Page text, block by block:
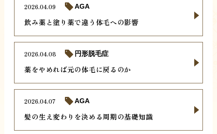
飲み薬と塗り薬で違う体毛への影響
2026.04.09 AGA
薬をやめれば元の体毛に戻るのか
2026.04.08 円形脱毛症
髪の生え変わりを決める周期の基礎知識
2026.04.07 AGA